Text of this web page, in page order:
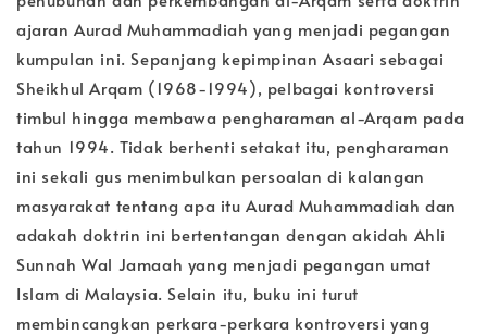
ajaran Aurad Muhammadiah yang menjadi pegangan
kumpulan ini. Sepanjang kepimpinan Asaari sebagai
Sheikhul Arqam (1968-1994), pelbagai kontroversi
timbul hingga membawa pengharaman al-Arqam pada
tahun 1994. Tidak berhenti setakat itu, pengharaman
ini sekali gus menimbulkan persoalan di kalangan
masyarakat tentang apa itu Aurad Muhammadiah dan
adakah doktrin ini bertentangan dengan akidah Ahli
Sunnah Wal Jamaah yang menjadi pegangan umat
Islam di Malaysia. Selain itu, buku ini turut
membincangkan perkara-perkara kontroversi yang